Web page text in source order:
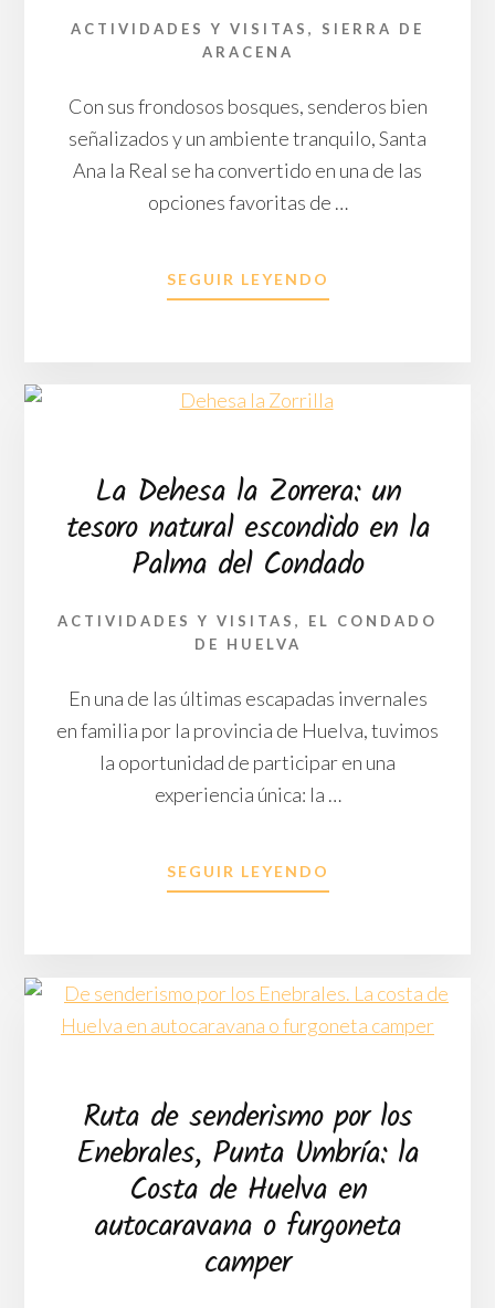
AL
ACTIVIDADES Y VISITAS , SIERRA DE
ARACENA
Con sus frondosos bosques, senderos bien
señalizados y un ambiente tranquilo, Santa
Ana la Real se ha convertido en una de las
opciones favoritas de …
SEGUIR LEYENDO
DE
REAL
FURGONETA
CAMPER:
NATURALEZA
Y
EN
La Dehesa la Zorrera: un
tesoro natural escondido en la
Palma del Condado
ACTIVIDADES Y VISITAS , EL CONDADO
DE HUELVA
En una de las últimas escapadas invernales
en familia por la provincia de Huelva, tuvimos
la oportunidad de participar en una
experiencia única: la …
SEGUIR LEYENDO
DE
ZORRERA:
UN
TESORO
EN
LA
PALMA
DEL
Ruta de senderismo por los
Enebrales, Punta Umbría: la
Costa de Huelva en
autocaravana o furgoneta
camper